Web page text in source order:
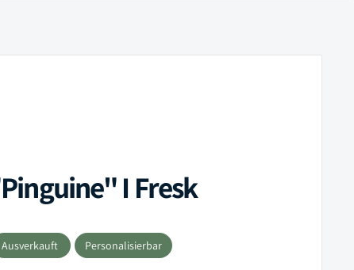
I Fresk
Ausverkauft Personalisierbar